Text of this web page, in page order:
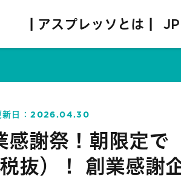
| アスプレッソとは | JP
日：2026.04.30
感謝祭！朝限定で
抜）！ 創業感謝